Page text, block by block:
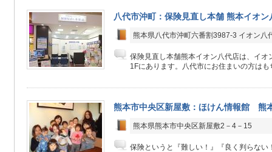
八代市沖町：保険見直し本舗 熊本イオン
熊本県八代市沖町六番割3987-3 イオン八
保険見直し本舗熊本イオン八代店は、イオ
1Fにあります。八代市にお住まいの方は
熊本市中央区新屋敷：ほけん情報館 熊
熊本県熊本市中央区新屋敷2－4－15
保険というと『難しい！』『良く判らない